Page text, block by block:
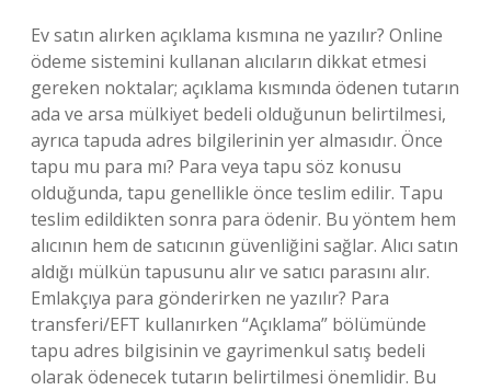
Ev satın alırken açıklama kısmına ne yazılır? Online
ödeme sistemini kullanan alıcıların dikkat etmesi
gereken noktalar; açıklama kısmında ödenen tutarın
ada ve arsa mülkiyet bedeli olduğunun belirtilmesi,
ayrıca tapuda adres bilgilerinin yer almasıdır. Önce
tapu mu para mı? Para veya tapu söz konusu
olduğunda, tapu genellikle önce teslim edilir. Tapu
teslim edildikten sonra para ödenir. Bu yöntem hem
alıcının hem de satıcının güvenliğini sağlar. Alıcı satın
aldığı mülkün tapusunu alır ve satıcı parasını alır.
Emlakçıya para gönderirken ne yazılır? Para
transferi/EFT kullanırken “Açıklama” bölümünde
tapu adres bilgisinin ve gayrimenkul satış bedeli
olarak ödenecek tutarın belirtilmesi önemlidir. Bu